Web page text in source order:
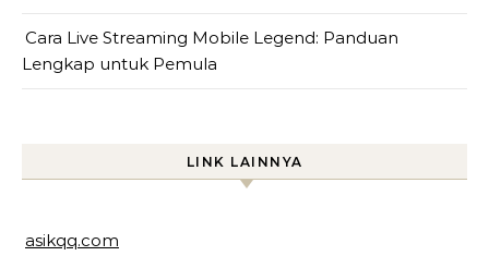
Cara Live Streaming Mobile Legend: Panduan
Lengkap untuk Pemula
LINK LAINNYA
asikqq.com